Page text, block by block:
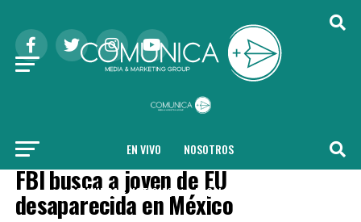
EN VIVO NOSOTROS
COMUNICA + NOTICIAS LOCAL
INTERNACIONAL
FBI busca a joven de EU
desaparecida en México